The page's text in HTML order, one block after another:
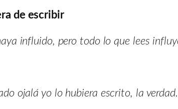
de escribir
influido, pero todo lo que lees
ojalá yo lo hubiera escrito, la